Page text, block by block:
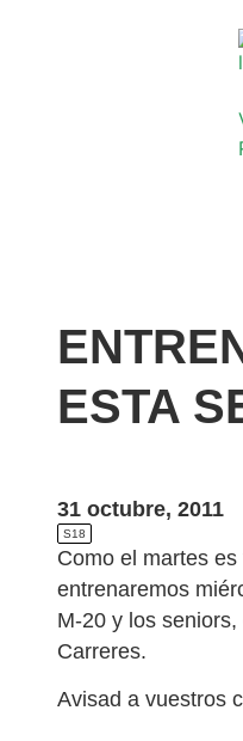
ESTA
31 octubre, 2011
S18
Como el martes
entrenaremos
M-20 y los
Carreres.
Avisad a vuestros